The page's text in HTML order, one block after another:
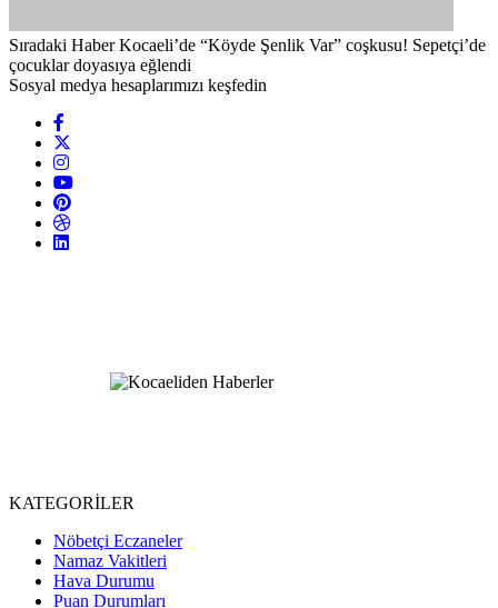
Sıradaki Haber Kocaeli’de “Köyde Şenlik Var” coşkusu! Sepetçi’de
çocuklar doyasıya eğlendi
Sosyal medya hesaplarımızı keşfedin
KATEGORİLER
Nöbetçi Eczaneler
Namaz Vakitleri
Hava Durumu
Puan Durumları